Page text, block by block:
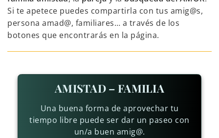
Si te apetece puedes compartirla con tus amig@s,
persona amad@, familiares… a través de los
botones que encontrarás en la página.
AMISTAD – FAMILIA
Una buena forma de aprovechar tu
tiempo libre puede ser dar un paseo con
un/a buen amig@.